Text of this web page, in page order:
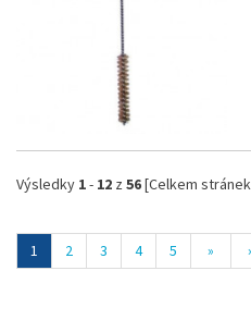
Výsledky 1- 12 z 56[Celkem
1 2 3 4 5 »